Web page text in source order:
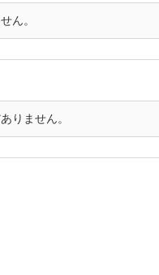
ん。
りません。